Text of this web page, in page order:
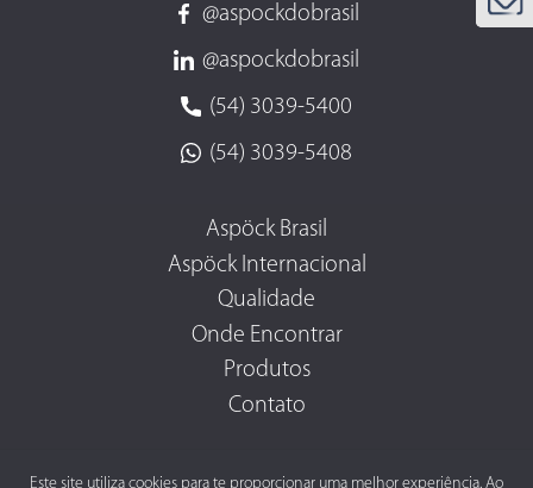
Este site utiliza cookies para te proporcionar uma melhor experiência. Ao
@aspockdobrasil
@aspockdobrasil
(54) 3039-5400
(54) 3039-5408
Aspöck Brasil
Aspöck Internacional
Qualidade
Onde Encontrar
Produtos
Contato